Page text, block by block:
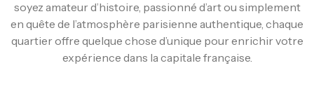
soyez amateur d’histoire, passionné d’art ou simplement
en quête de l’atmosphère parisienne authentique, chaque
quartier offre quelque chose d’unique pour enrichir votre
expérience dans la capitale française.